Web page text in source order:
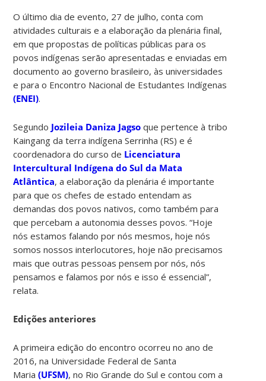
O último dia de evento, 27 de julho, conta com
atividades culturais e a elaboração da plenária final,
em que propostas de políticas públicas para os
povos indígenas serão apresentadas e enviadas em
documento ao governo brasileiro, às universidades
e para o Encontro Nacional de Estudantes Indígenas
(ENEI).
Segundo Jozileia Daniza Jagso que pertence à tribo
Kaingang da terra indígena Serrinha (RS) e é
coordenadora do curso de Licenciatura
Intercultural Indígena do Sul da Mata
Atlântica, a elaboração da plenária é importante
para que os chefes de estado entendam as
demandas dos povos nativos, como também para
que percebam a autonomia desses povos. “Hoje
nós estamos falando por nós mesmos, hoje nós
somos nossos interlocutores, hoje não precisamos
mais que outras pessoas pensem por nós, nós
pensamos e falamos por nós e isso é essencial”,
relata.
Edições anteriores
A primeira edição do encontro ocorreu no ano de
2016, na Universidade Federal de Santa
Maria(UFSM), no Rio Grande do Sul e contou com a